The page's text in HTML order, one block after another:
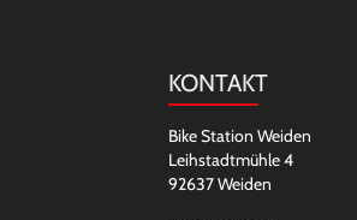
KONTAKT
Bike Station Weiden
Leihstadtmühle 4
92637 Weiden